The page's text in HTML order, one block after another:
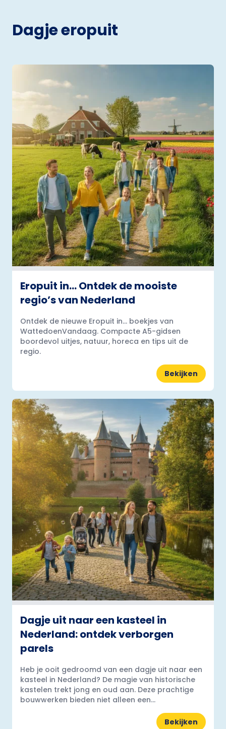
Dagje eropuit
Eropuit in… Ontdek de mooiste
regio’s van Nederland
Ontdek de nieuwe Eropuit in... boekjes van
WattedoenVandaag. Compacte A5-gidsen
boordevol uitjes, natuur, horeca en tips uit de
regio.
Bekijken
Dagje uit naar een kasteel in
Nederland: ontdek verborgen
parels
Heb je ooit gedroomd van een dagje uit naar een
kasteel in Nederland? De magie van historische
kastelen trekt jong en oud aan. Deze prachtige
bouwwerken bieden niet alleen een...
Bekijken